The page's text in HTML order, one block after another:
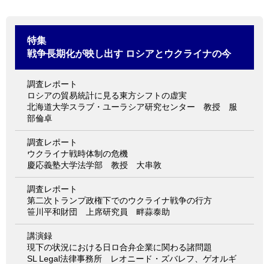
特集
戦争長期化が映し出す ロシアとウクライナの今
調査レポート
ロシアの貿易統計に見る東方シフトの虚実
北海道大学スラブ・ユーラシア研究センター 教授 服
部倫卓
調査レポート
ウクライナ戦時体制の危機
慶応義塾大学法学部 教授 大串敦
調査レポート
第二次トランプ政権下でのウクライナ戦争の行方
笹川平和財団 上席研究員 畔蒜泰助
講演録
現下の状況における日ロ合弁企業に関わる諸問題
SL Legal法律事務所 レオニード・ズバレフ、ゲオルギ